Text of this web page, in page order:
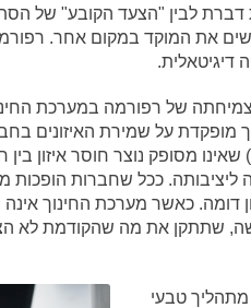
דברת לבין "הצעד הקובע" של
את המוקד במקום אחר.
דיגיטאלית.
של רפורמה במערכת
מופקדת על שמירת האיזונים
מסופק נוצר חוסר איזון
ככל שחברות הופכות
דומה. כאשר מערכת החינוך
שתתקן את מה שהקודמת לא
מתהליך טבעי